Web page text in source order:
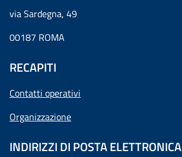
via Sardegna, 49
00187 ROMA
RECAPITI
Contatti operativi
Organizzazione
INDIRIZZI DI POSTA ELETTRONICA